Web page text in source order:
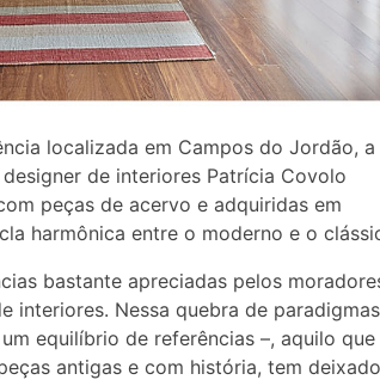
localizada em Campos do Jordão, a
de interiores Patrícia Covolo
peças de acervo e adquiridas em
harmônica entre o moderno e o
bastante apreciadas pelos
interiores. Nessa quebra de
equilíbrio de referências –, aquilo que
antigas e com história, tem